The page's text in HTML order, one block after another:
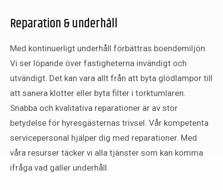
Reparation & underhåll
Med kontinuerligt underhåll förbättras boendemiljön.
Vi ser löpande över fastigheterna invändigt och
utvändigt. Det kan vara allt från att byta glödlampor till
att sanera klotter eller byta filter i torktumlaren.
Snabba och kvalitativa reparationer är av stor
betydelse för hyresgästernas trivsel. Vår kompetenta
servicepersonal hjälper dig med reparationer. Med
våra resurser täcker vi alla tjänster som kan komma
ifråga vad gäller underhåll.